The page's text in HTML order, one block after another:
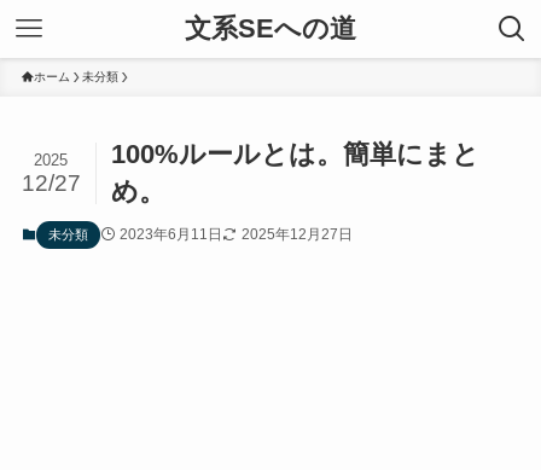
文系SEへの道
ホーム 未分類
100%ルールとは。簡単にまと
め。
2025
12/27
未分類 2023年6月11日 2025年12月27日